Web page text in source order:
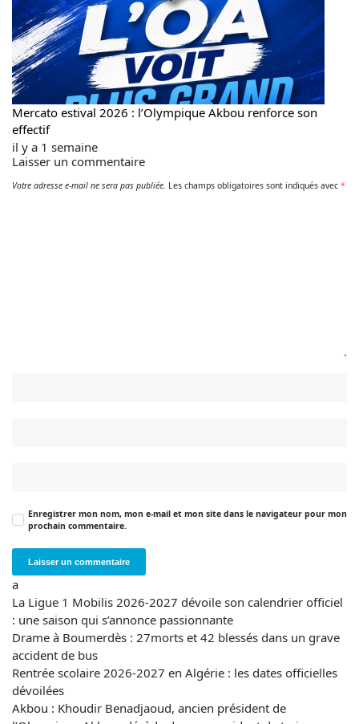
Mercato estival 2026 : l’Olympique Akbou renforce son
effectif
il y a 1 semaine
Laisser un commentaire
Votre adresse e-mail ne sera pas publiée. Les champs obligatoires sont indiqués avec *
Enregistrer mon nom, mon e-mail et mon site dans le navigateur pour mon
prochain commentaire.
a
La Ligue 1 Mobilis 2026-2027 dévoile son calendrier officiel
: une saison qui s’annonce passionnante
Drame à Boumerdès : 27morts et 42 blessés dans un grave
accident de bus
Rentrée scolaire 2026-2027 en Algérie : les dates officielles
dévoilées
Akbou : Khoudir Benadjaoud, ancien président de